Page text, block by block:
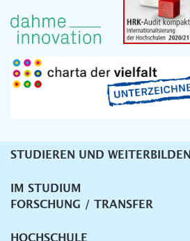
Unternavigation
STUDIEREN UND WEITERBILDEN
IM STUDIUM
FORSCHUNG / TRANSFER
HOCHSCHULE